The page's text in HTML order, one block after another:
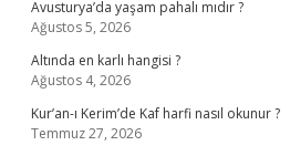
Avusturya’da yaşam pahalı mıdır ?
Ağustos 5, 2026
Altında en karlı hangisi ?
Ağustos 4, 2026
Kur’an-ı Kerim’de Kaf harfi nasıl okunur ?
Temmuz 27, 2026